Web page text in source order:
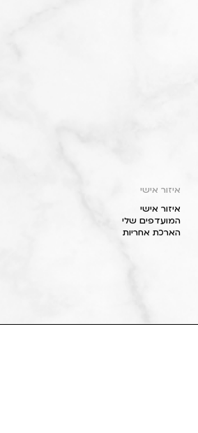
איזור אישי
איזור אישי
המועדפים שלי
הארכת אחריות